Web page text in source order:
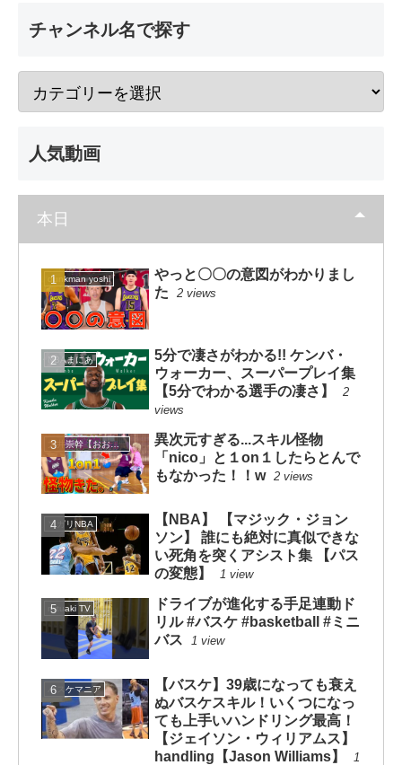
チャンネル名で探す
人気動画
本日
dunkman yoshi
やっと〇〇の意図がわかりまし
た
2 views
NBAまにあ
5分で凄さがわかる!! ケンバ・
ウォーカー、スーパープレイ集
【5分でわかる選手の凄さ】
2
views
大井崇幹【おおいたかよし】
異次元すぎる...スキル怪物
「nico」と１on１したらとんで
もなかった！！w 2 views
ソガリNBA
【NBA】 【マジック・ジョン
ソン】 誰にも絶対に真似できな
い死角を突くアシスト集 【パス
の変態】
1 view
mituaki TV
ドライブが進化する手足連動ド
リル #バスケ #basketball #ミニ
バス
1 view
バスケマニア
【バスケ】39歳になっても衰え
ぬバスケスキル！いくつになっ
ても上手いハンドリング最高！
【ジェイソン・ウィリアムス】
handling【Jason Williams】
1